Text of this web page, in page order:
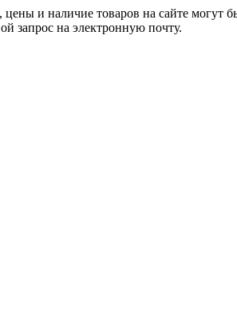
и наличие товаров на сайте
запрос на электронную почту.